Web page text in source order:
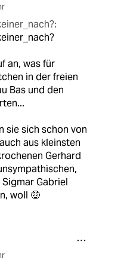
an, was für
in der freien
Bas und den
sie sich schon von
aus kleinsten
Gerhard
Gabriel
woll 🤑